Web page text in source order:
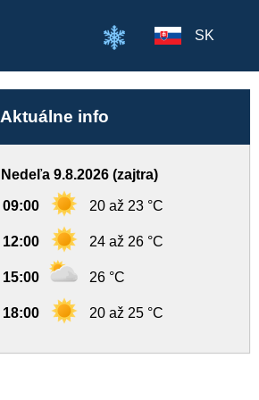
SK
Aktuálne info
Nedeľa 9.8.2026 (zajtra)
09:00 20 až 23 °C
12:00 24 až 26 °C
15:00 26 °C
18:00 20 až 25 °C